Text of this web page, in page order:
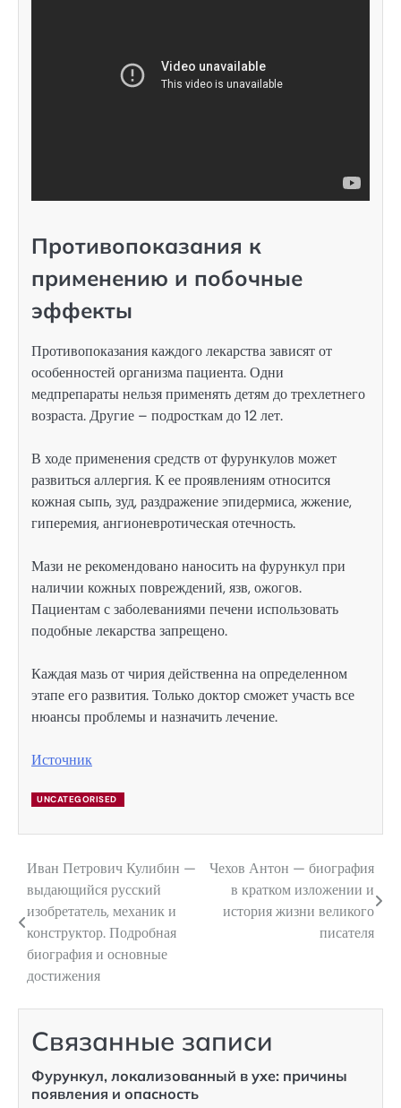
Противопоказания к
применению и побочные
эффекты
Противопоказания каждого лекарства зависят от
особенностей организма пациента. Одни
медпрепараты нельзя применять детям до трехлетнего
возраста. Другие – подросткам до 12 лет.
В ходе применения средств от фурункулов может
развиться аллергия. К ее проявлениям относится
кожная сыпь, зуд, раздражение эпидермиса, жжение,
гиперемия, ангионевротическая отечность.
Мази не рекомендовано наносить на фурункул при
наличии кожных повреждений, язв, ожогов.
Пациентам с заболеваниями печени использовать
подобные лекарства запрещено.
Каждая мазь от чирия действенна на определенном
этапе его развития. Только доктор сможет участь все
нюансы проблемы и назначить лечение.
Источник
UNCATEGORISED
Навигация
по
записям
Иван Петрович Кулибин —
выдающийся русский
изобретатель, механик и
конструктор. Подробная
биография и основные
достижения
Чехов Антон — биография
в кратком изложении и
история жизни великого
писателя
Связанные записи
Фурункул, локализованный в ухе: причины
появления и опасность